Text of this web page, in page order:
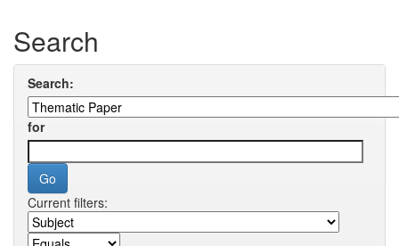
Search
Search:
for
Current filters: